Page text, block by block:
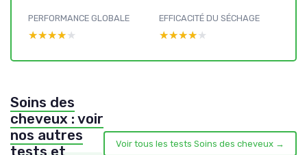
PERFORMANCE GLOBALE
★★★★★
★★★★★
EFFICACITÉ DU SÉCHAGE
★★★★★
★★★★★
Soins des
cheveux : voir
nos autres
Voir tous les tests Soins des cheveux →